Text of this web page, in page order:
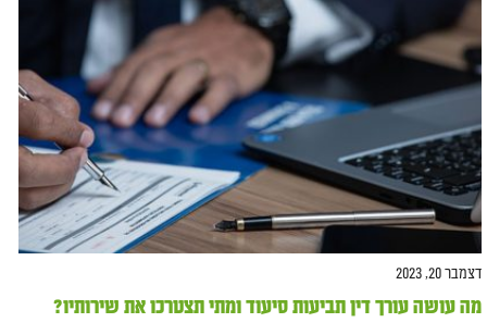
דצמבר 20, 2023
מה עושה עורך דין תביעות סיעוד ומתי תצטרכו את שירותיו?